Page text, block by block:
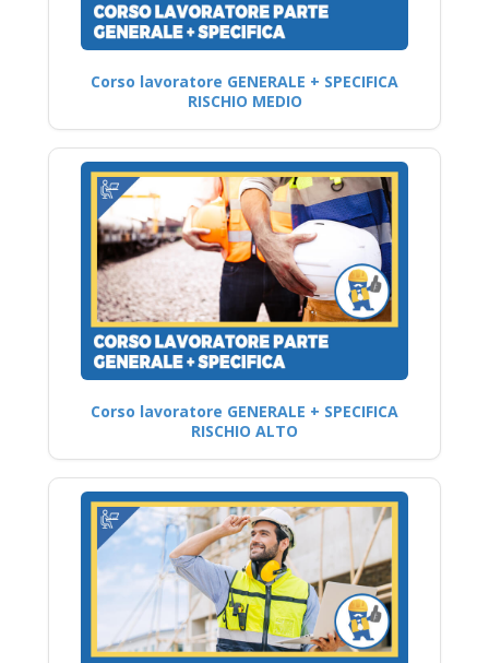
Corso lavoratore GENERALE + SPECIFICA
RISCHIO MEDIO
Corso lavoratore GENERALE + SPECIFICA
RISCHIO ALTO